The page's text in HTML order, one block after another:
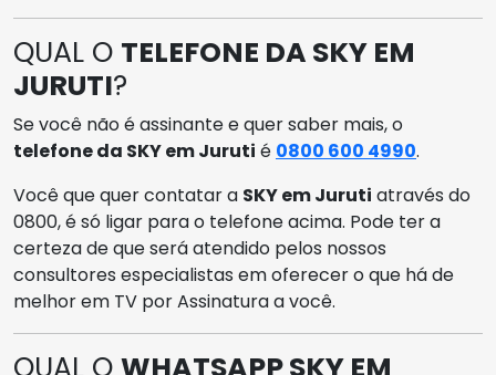
QUAL O TELEFONE DA SKY EM
JURUTI?
Se você não é assinante e quer saber mais, o
telefone da SKY em Juruti é 0800 600 4990.
Você que quer contatar a SKY em Juruti através do
0800, é só ligar para o telefone acima. Pode ter a
certeza de que será atendido pelos nossos
consultores especialistas em oferecer o que há de
melhor em TV por Assinatura a você.